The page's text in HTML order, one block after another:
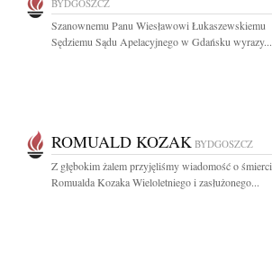
BYDGOSZCZ
Szanownemu Panu Wiesławowi Łukaszewskiemu
Sędziemu Sądu Apelacyjnego w Gdańsku wyrazy...
ROMUALD KOZAK BYDGOSZCZ
Z głębokim żalem przyjęliśmy wiadomość o śmierci
Romualda Kozaka Wieloletniego i zasłużonego...